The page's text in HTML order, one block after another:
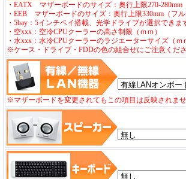
・EATX マザーボードのサイズ：奥行上限270-
・EEB マザーボードのサイズ：奥行上限330mm（フル
・5bay：5インチベイ搭載、光学ドライブが選択できま
・空xxx：空冷CPUクーラーの高さ制限（ｍｍ）
・水xxx：水冷CPUクーラーのラジエーターサイズ（ｍ
※ケース・ドライブ・FDDの色の組合せにご注意くださ
※マザーボードを変更されてもこの項目は反映されませ